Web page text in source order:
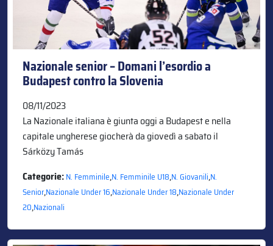
Nazionale senior – Domani l’esordio a
Budapest contro la Slovenia
08/11/2023
La Nazionale italiana è giunta oggi a Budapest e nella
capitale ungherese giocherà da giovedì a sabato il
Sárközy Tamás
Categorie:N. Femminile,N. Femminile U18,N. Giovanili,N.
Senior,Nazionale Under 16,Nazionale Under 18,Nazionale Under
20,Nazionali